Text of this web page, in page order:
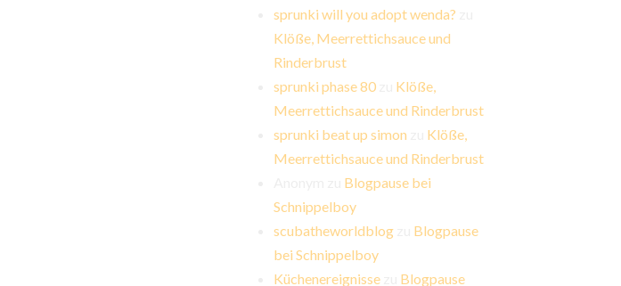
sprunki will you adopt wenda?
Klöße, Meerrettichsauce und
Rinderbrust
sprunki phase 80
Klöße,
Meerrettichsauce und Rinderbrust
sprunki beat up simon
Klöße,
Meerrettichsauce und Rinderbrust
Blogpause bei
Schnippelboy
scubatheworldblog
Blogpause
bei Schnippelboy
Küchenereignisse
Blogpause